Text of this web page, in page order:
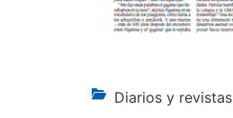
Diarios y revistas